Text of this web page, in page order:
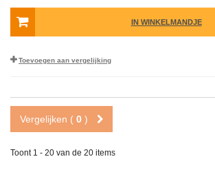
IN WINKELMANDJE
Toevoegen aan vergelijking
Vergelijken ( 0 )
Toont 1 - 20 van de 20 items